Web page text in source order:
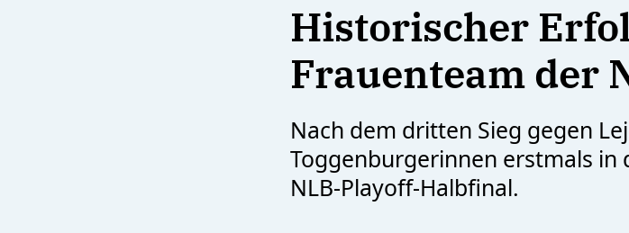
Historischer
Frauenteam der
Nach dem dritten Sieg gegen
Toggenburgerinnen erstmals in
NLB-Playoff-Halbfinal.